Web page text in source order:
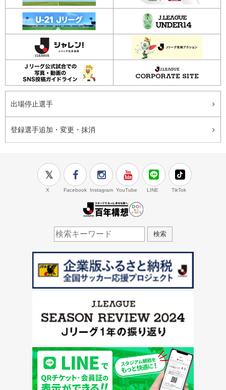
出場停止選手
登録選手追加・変更・抹消
X Facebook Instagram YouTube LINE TikTok
検索